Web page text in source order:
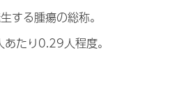
する腫瘍の総称。
たり0.29人程度。